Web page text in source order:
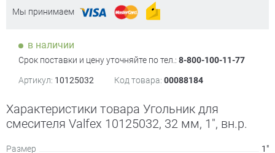
Мы принимаем
в наличии
Срок поставки и цену уточняйте по тел.: 8-800-100-11-77
Артикул: 10125032 Код товара: 00088184
Характеристики товара Угольник для
смесителя Valfex 10125032, 32 мм, 1", вн.р.
Размер
1"